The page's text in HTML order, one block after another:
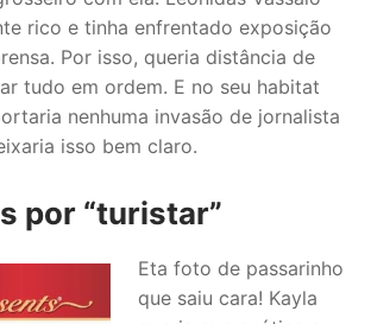
rico e tinha enfrentado exposição
Por isso, queria distância de
tudo em ordem. E no seu habitat
nenhuma invasão de jornalista
isso bem claro.
por “turistar”
Eta foto de passarinho
que saiu cara! Kayla